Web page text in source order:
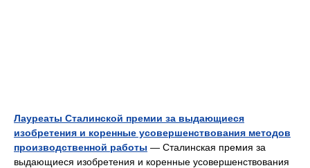
Лауреаты Сталинской премии за выдающиеся
изобретения и коренные усовершенствования методов
производственной работы — Сталинская премия за
выдающиеся изобретения и коренные усовершенствования